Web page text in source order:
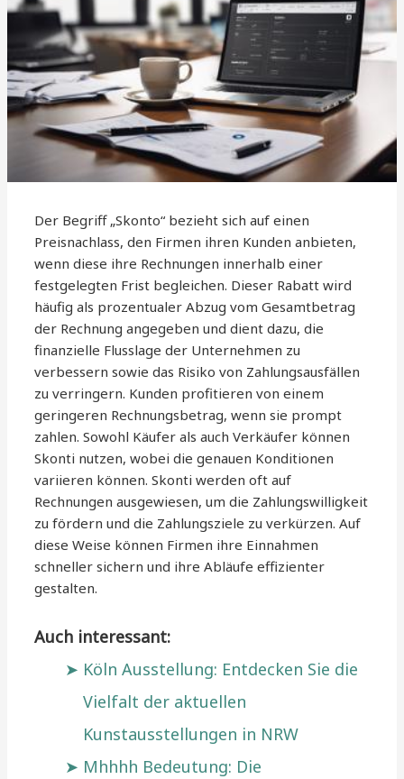
Der Begriff „Skonto“ bezieht sich auf einen
Preisnachlass, den Firmen ihren Kunden anbieten,
wenn diese ihre Rechnungen innerhalb einer
festgelegten Frist begleichen. Dieser Rabatt wird
häufig als prozentualer Abzug vom Gesamtbetrag
der Rechnung angegeben und dient dazu, die
finanzielle Flusslage der Unternehmen zu
verbessern sowie das Risiko von Zahlungsausfällen
zu verringern. Kunden profitieren von einem
geringeren Rechnungsbetrag, wenn sie prompt
zahlen. Sowohl Käufer als auch Verkäufer können
Skonti nutzen, wobei die genauen Konditionen
variieren können. Skonti werden oft auf
Rechnungen ausgewiesen, um die Zahlungswilligkeit
zu fördern und die Zahlungsziele zu verkürzen. Auf
diese Weise können Firmen ihre Einnahmen
schneller sichern und ihre Abläufe effizienter
gestalten.
Auch interessant:
Köln Ausstellung: Entdecken Sie die
Vielfalt der aktuellen
Kunstausstellungen in NRW
Mhhhh Bedeutung: Die